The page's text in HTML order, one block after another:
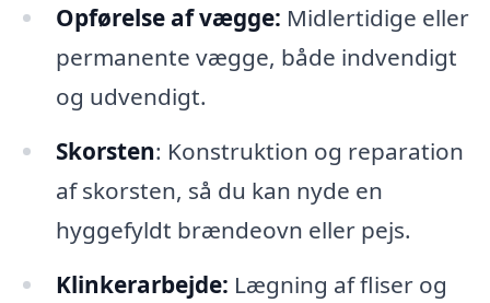
Opførelse af vægge: Midlertidige eller
permanente vægge, både indvendigt
og udvendigt.
Skorsten: Konstruktion og reparation
af skorsten, så du kan nyde en
hyggefyldt brændeovn eller pejs.
Klinkerarbejde: Lægning af fliser og